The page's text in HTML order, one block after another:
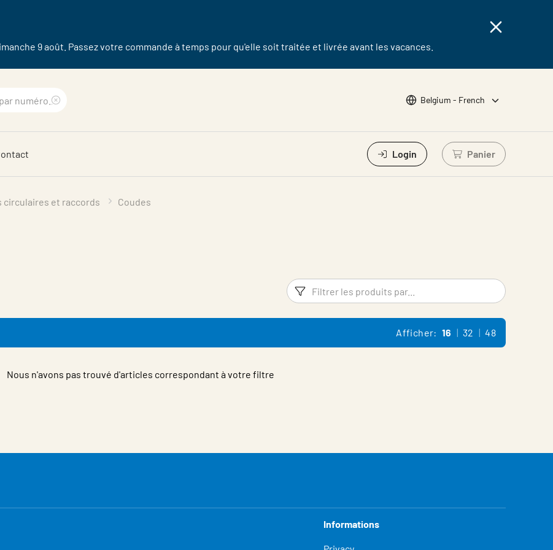
9 août. Passez votre commande à temps pour qu'elle soit traitée et livrée avant les vacances.
search
Choose languge
Belgium - French
Login Panier
Se connecter
circulaires et raccords Coudes
Filtres Filtrer
Afficher: 16 32 48
Nous n'avons pas trouvé d'articles correspondant à votre filtre
Informations